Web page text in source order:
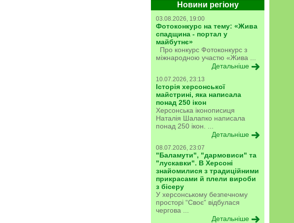
Новини регіону
03.08.2026, 19:00
Фотоконкурс на тему: «Жива
спадщина - портал у
майбутнє»
Про конкурс Фотоконкурс з
міжнародною участю «Жива ...
Детальніше
10.07.2026, 23:13
Історія херсонської
майстрині, яка написала
понад 250 ікон
Херсонська іконописиця
Наталія Шалапко написала
понад 250 ікон. ...
Детальніше
08.07.2026, 23:07
"Баламути", "дармовиси" та
"лускавки". В Херсоні
знайомилися з традиційними
прикрасами й плели вироби
з бісеру
У херсонському безпечному
просторі “Своє” відбулася
чергова ...
Детальніше